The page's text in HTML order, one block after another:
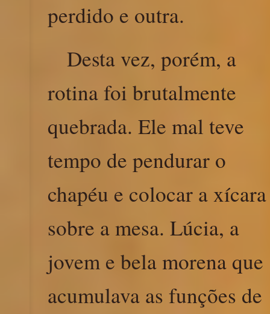
perdido e outra.
Desta vez, porém, a
rotina foi brutalmente
quebrada. Ele mal teve
tempo de pendurar o
chapéu e colocar a xícara
sobre a mesa. Lúcia, a
jovem e bela morena que
acumulava as funções de